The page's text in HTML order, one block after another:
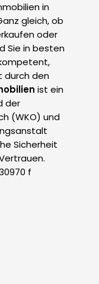
in
gleich, ob
oder
Sie in besten
durch den
ist ein
der
(WKO) und
Sicherheit
f